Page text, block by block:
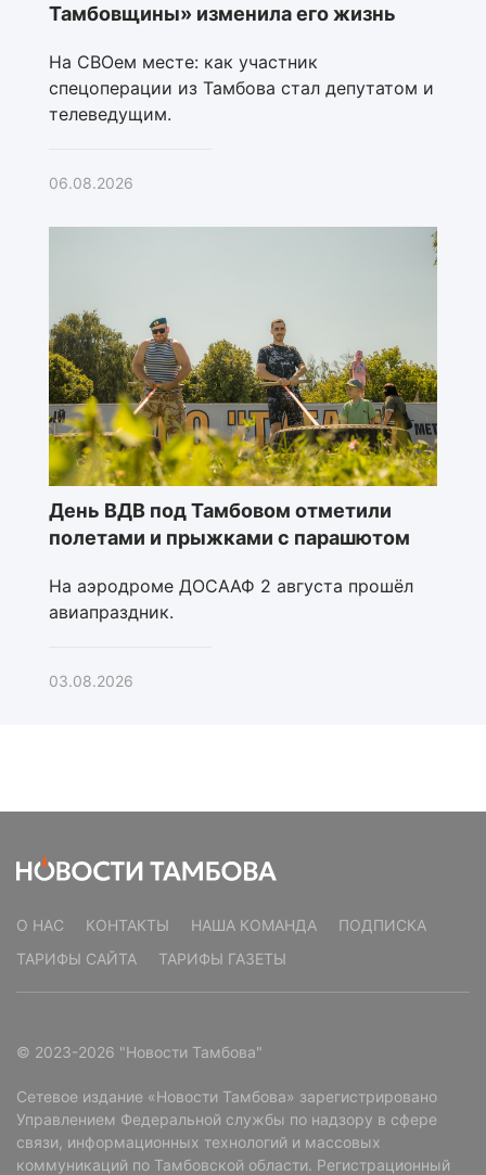
Тамбовщины» изменила его жизнь
На СВОем месте: как участник
спецоперации из Тамбова стал депутатом и
телеведущим.
06.08.2026
День ВДВ под Тамбовом отметили
полетами и прыжками с парашютом
На аэродроме ДОСААФ 2 августа прошёл
авиапраздник.
03.08.2026
О НАС КОНТАКТЫ НАША КОМАНДА
ПОДПИСКА
ТАРИФЫ САЙТА
ТАРИФЫ ГАЗЕТЫ
© 2023-2026 "Новости Тамбова"
Сетевое издание «Новости Тамбова» зарегистрировано
Управлением Федеральной службы по надзору в сфере
связи, информационных технологий и массовых
коммуникаций по Тамбовской области. Регистрационный